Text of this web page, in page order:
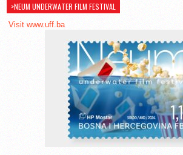
>NEUM UNDERWATER FILM FESTIVAL
Visit www.uff.ba